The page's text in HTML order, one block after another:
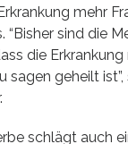
mehr
“Bisher sind die
die
sagen geheilt ist”,
schlägt auch